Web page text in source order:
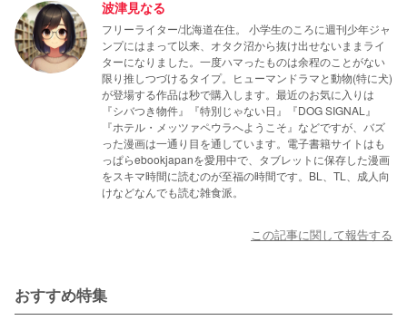
波津見なる
フリーライター/北海道在住。 小学生のころに週刊少年ジャ
ンプにはまって以来、オタク沼から抜け出せないままライ
ターになりました。一度ハマったものは余程のことがない
限り推しつづけるタイプ。ヒューマンドラマと動物(特に犬)
が登場する作品は秒で購入します。最近のお気に入りは
『シバつき物件』『特別じゃない日』『DOG SIGNAL』
『ホテル・メッツァペウラへようこそ』などですが、バズ
った漫画は一通り目を通しています。電子書籍サイトはも
っぱらebookjapanを愛用中で、タブレットに保存した漫画
をスキマ時間に読むのが至福の時間です。BL、TL、成人向
けなどなんでも読む雑食派。
この記事に関して報告する
おすすめ特集